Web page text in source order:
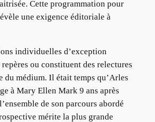
Cette programmation pour
une exigence éditoriale à
individuelles d’exception
ou constituent des relectures
du médium. Il était temps qu’Arles
à Mary Ellen Mark 9 ans après
de son parcours abordé
mérite la plus grande